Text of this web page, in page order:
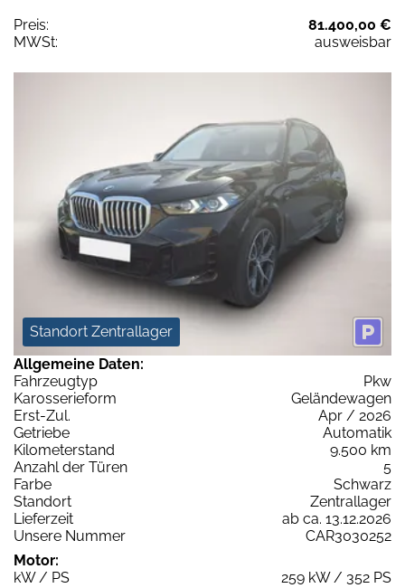
Preis:
81.400,00 €
MWSt:
ausweisbar
Standort Zentrallager
Allgemeine Daten:
Fahrzeugtyp
Pkw
Karosserieform
Geländewagen
Erst-Zul.
Apr / 2026
Getriebe
Automatik
Kilometerstand
9.500 km
Anzahl der Türen
5
Farbe
Schwarz
Standort
Zentrallager
Lieferzeit
ab ca. 13.12.2026
Unsere Nummer
CAR3030252
Motor:
kW / PS
259 kW / 352 PS